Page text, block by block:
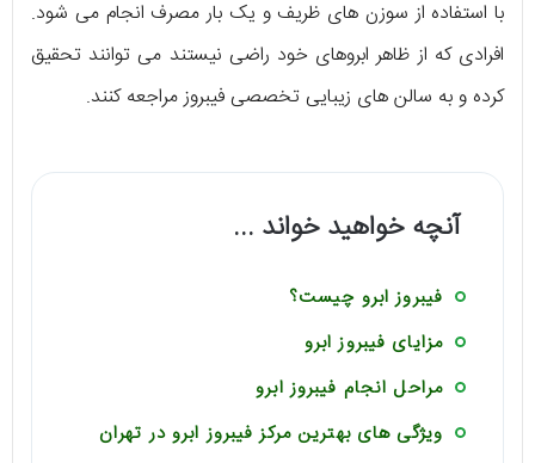
با استفاده از سوزن های ظریف و یک بار مصرف انجام می شود.
افرادی که از ظاهر ابروهای خود راضی نیستند می توانند تحقیق
کرده و به سالن های زیبایی تخصصی فیبروز مراجعه کنند.
آنچه خواهید خواند ...
فیبروز ابرو چیست؟
مزایای فیبروز ابرو
مراحل انجام فیبروز ابرو
ویژگی های بهترین مرکز فیبروز ابرو در تهران